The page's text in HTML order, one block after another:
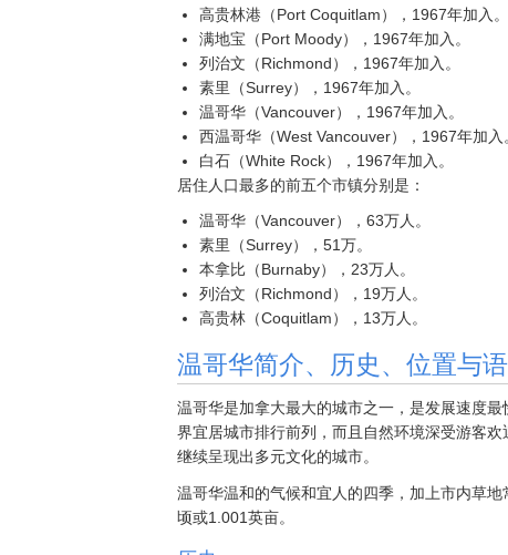
高贵林港（Port Coquitlam），1967年加入。
满地宝（Port Moody），1967年加入。
列治文（Richmond），1967年加入。
素里（Surrey），1967年加入。
温哥华（Vancouver），1967年加入。
西温哥华（West Vancouver），1967年加入
白石（White Rock），1967年加入。
居住人口最多的前五个市镇分别是：
温哥华（Vancouver），63万人。
素里（Surrey），51万。
本拿比（Burnaby），23万人。
列治文（Richmond），19万人。
高贵林（Coquitlam），13万人。
温哥华简介、历史、位置与
温哥华是加拿大最大的城市之一，是发展速度
界宜居城市排行前列，而且自然环境深受游客
继续呈现出多元文化的城市。
温哥华温和的气候和宜人的四季，加上市内草
顷或1.001英亩。